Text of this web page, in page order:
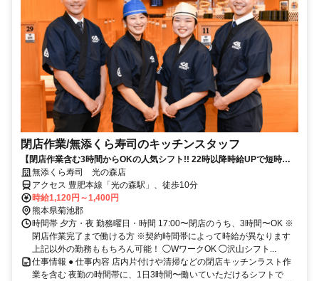
閉店作業​/無添くら寿司の​キッチンスタッフ
【閉店作業含む3時間からOKの人気シフト!! 22時以降時給UPで短時間
で稼げる】
無添くら寿司 光の森店
アクセス 豊肥本線「光の森駅」、徒歩10分
時給1,120円～1,400円
熊本県菊池郡
時間帯 夕方・夜 勤務曜日・時間 17:00〜閉店のうち、3時間〜OK ※
閉店作業完了まで働ける方 ※契約時間帯によって時給が異なります
上記以外の勤務ももちろん可能！ ◯WワークOK ◯沢山シフト...
仕事情報 ● 仕事内容 店内片付けや清掃などの閉店キッチンラスト作
業を含む 夜勤の時間帯に、1日3時間〜働いていただけるシフトで